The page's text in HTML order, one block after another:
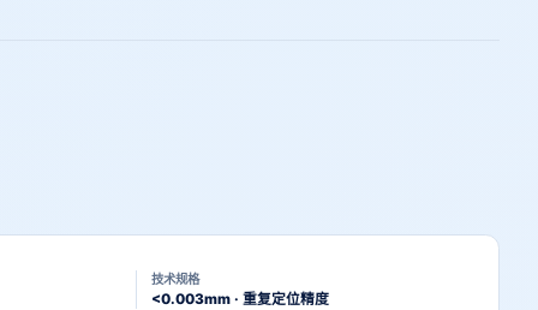
技术规格
<0.003mm · 重复定位精度